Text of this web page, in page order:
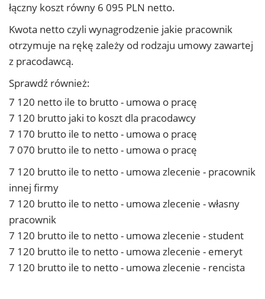
łączny koszt równy 6 095 PLN netto.
Kwota netto czyli wynagrodzenie jakie pracownik
otrzymuje na rękę zależy od rodzaju umowy zawartej
z pracodawcą.
Sprawdź również:
7 120 netto ile to brutto - umowa o pracę
7 120 brutto jaki to koszt dla pracodawcy
7 170 brutto ile to netto - umowa o pracę
7 070 brutto ile to netto - umowa o pracę
7 120 brutto ile to netto - umowa zlecenie - pracownik
innej firmy
7 120 brutto ile to netto - umowa zlecenie - własny
pracownik
7 120 brutto ile to netto - umowa zlecenie - student
7 120 brutto ile to netto - umowa zlecenie - emeryt
7 120 brutto ile to netto - umowa zlecenie - rencista